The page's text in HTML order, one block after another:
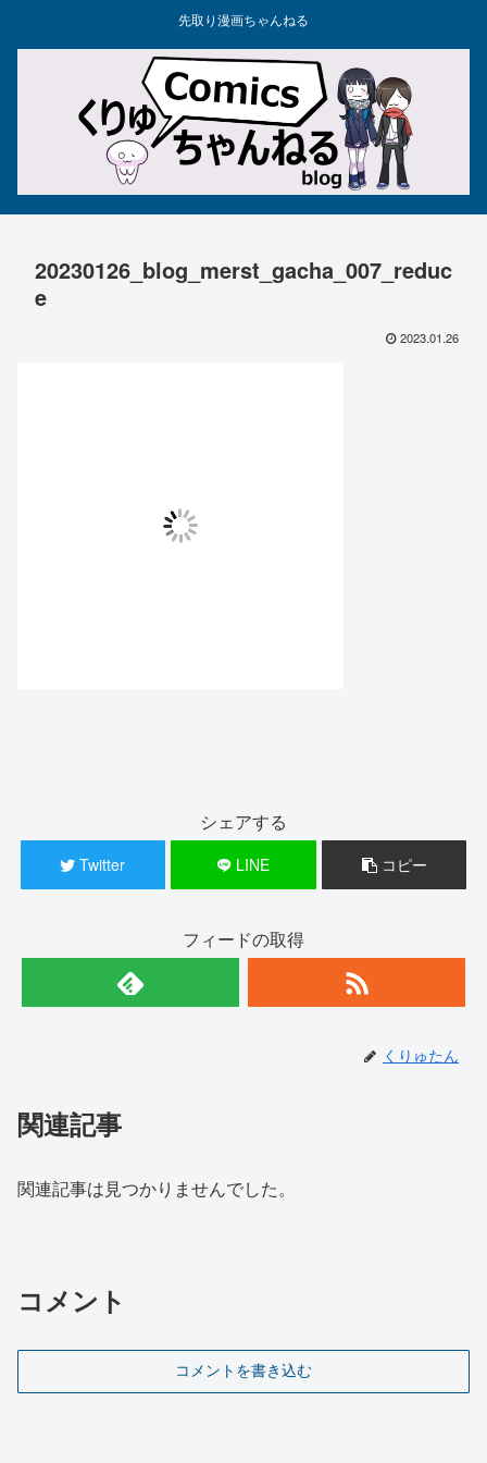
先取り漫画ちゃんねる
20230126_blog_merst_gacha_007_reduc
e
2023.01.26
シェアする
Twitter LINE コピー
フィードの取得
くりゅたん
関連記事
関連記事は見つかりませんでした。
コメント
コメントを書き込む